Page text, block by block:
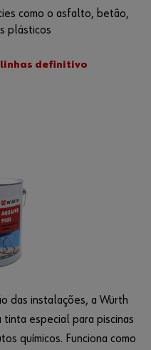
como o asfalto, betão,
plásticos
linhas definitivo
das instalações, a Würth
tinta especial para piscinas
químicos. Funciona como